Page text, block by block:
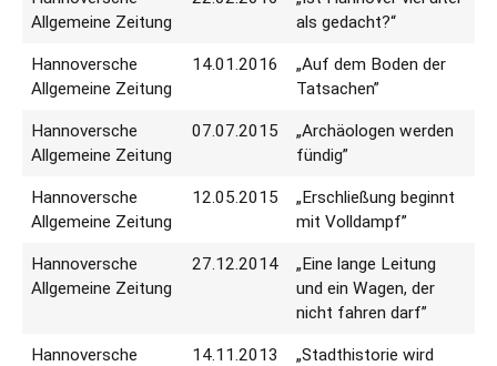
Allgemeine Zeitung
als gedacht?“
Hannoversche
Allgemeine Zeitung
14.01.2016
„Auf dem Boden der
Tatsachen”
Hannoversche
Allgemeine Zeitung
07.07.2015
„Archäologen werden
fündig”
Hannoversche
Allgemeine Zeitung
12.05.2015
„Erschließung beginnt
mit Volldampf”
Hannoversche
Allgemeine Zeitung
27.12.2014
„Eine lange Leitung
und ein Wagen, der
nicht fahren darf”
Hannoversche
14.11.2013
„Stadthistorie wird